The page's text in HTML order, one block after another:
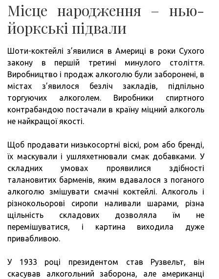
Місце народження – нью-
йоркські підвали
Шоти-коктейлі з’явилися в Америці в роки Сухого
закону в першій третині минулого століття.
Виробництво і продаж алкоголю були заборонені, в
містах з’явилося безліч закладів, підпільно
торгуючих алкоголем. Виробники спиртного
контрабандою постачали в країну міцний алкоголь
не найкращої якості.
Щоб продавати низькосортні віскі, ром або бренді,
їх маскували і ушляхетнювали смак добавками. У
складних умовах проявилися здібності
талановитих барменів, яким вдавалося з поганого
алкоголю змішувати смачні коктейлі. Алкоголь і
різнокольорові сиропи наливали шарами, різна
щільність складових дозволяла їм не
перемішуватися, і картина виходила дуже
привабливою.
У 1933 році президентом став Рузвельт, він
скасував алкогольний заборона, але американці